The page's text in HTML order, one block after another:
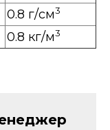
0.8 г/см3
0.8 кг/м3